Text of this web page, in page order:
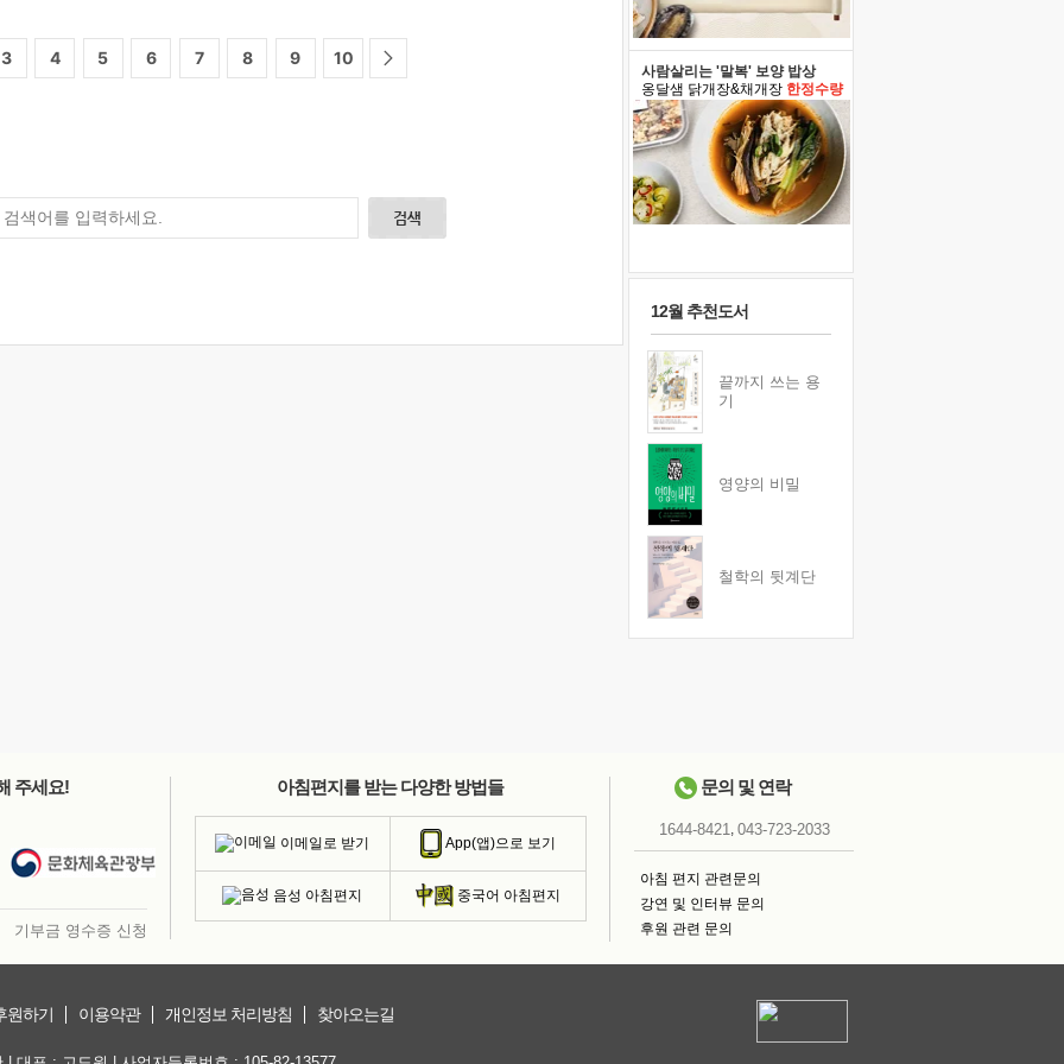
3 4 5 6 7 8 9 10
사람살리는 '말복' 보양 밥상
옹달샘 닭개장&채개장 한정수량
12월 추천도서
끝까지 쓰는 용
기
영양의 비밀
철학의 뒷계단
주세요!
기부금 영수증 신청
아침편지를 받는 다양한 방법들
이메일로 받기 App(앱)으로 보기
음성 아침편지 중국어 아침편지
문의 및 연락
1644-8421, 043-723-2033
아침 편지 관련문의
강연 및 인터뷰 문의
후원 관련 문의
원하기 이용약관 개인정보 처리방침 찾아오는길